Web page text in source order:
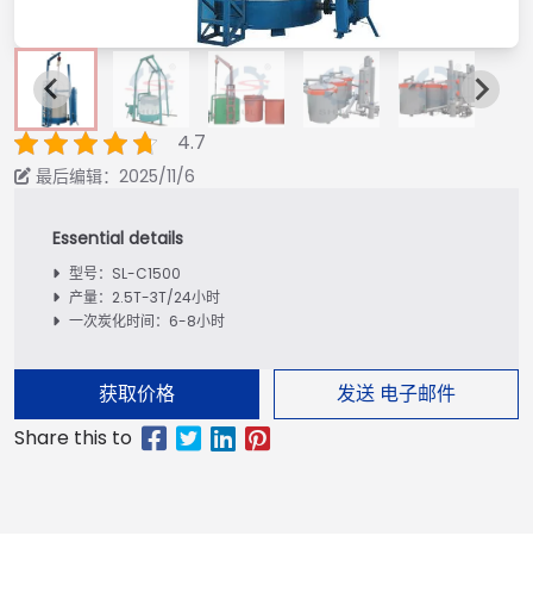
4.7
最后编辑：2025/11/6
型号：SL-C1500
产量：2.5T-3T/24小时
一次炭化时间：6-8小时
获取价格 发送 电子邮件